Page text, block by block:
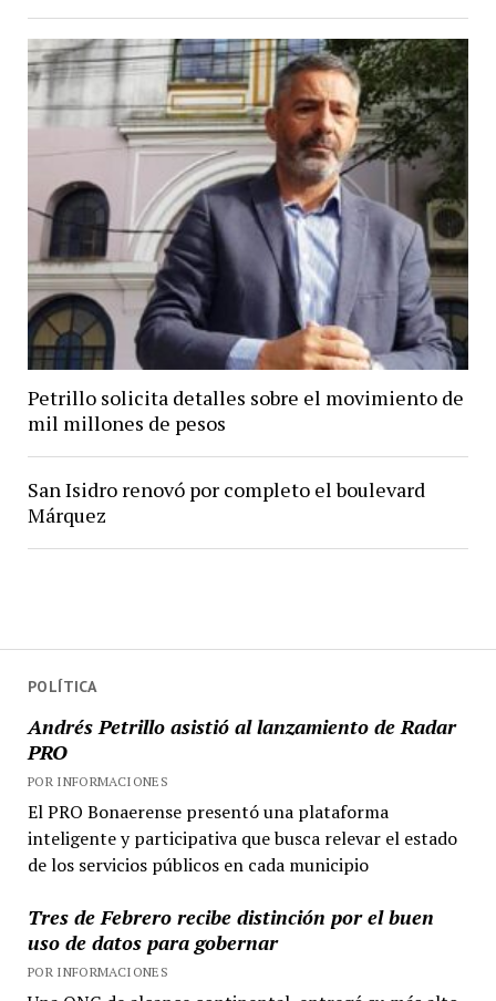
POLÍTICA
Andrés Petrillo asistió al lanzamiento de Radar
PRO
POR INFORMACIONES
El PRO Bonaerense presentó una plataforma
inteligente y participativa que busca relevar el estado
de los servicios públicos en cada municipio
Tres de Febrero recibe distinción por el buen
uso de datos para gobernar
POR INFORMACIONES
Petrillo solicita detalles sobre el movimiento de
mil millones de pesos
San Isidro renovó por completo el boulevard
Márquez